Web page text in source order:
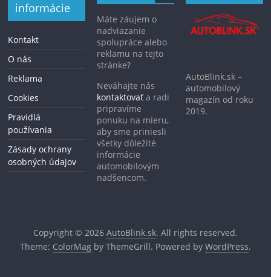
informácie
Kontakt
O nás
Reklama
Cookies
Pravidlá
používania
Zásady ochrany
osobných údajov
Máte záujem o
nadviazanie
spolupráce alebo
reklamu na tejto
stránke?
Neváhajte nás
kontaktovať a radi
pripravíme
ponuku na mieru,
aby sme priniesli
všetky dôležité
informácie
automobilovým
nadšencom.
AutoBlink.sk –
automobilový
magazín od roku
2019.
Copyright © 2026 AutoBlink.sk. All rights reserved.
Theme: ColorMagby ThemeGrill. Powered by WordPress.